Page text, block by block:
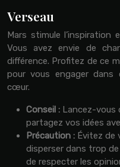
Verseau
Mars stimule l’inspiration
Vous avez envie de
différence. Profitez de ce
pour vous engager
cœur.
Conseil : Lancez-vous
partagez vos idées
Précaution : Évitez de
disperser dans trop
de respecter les